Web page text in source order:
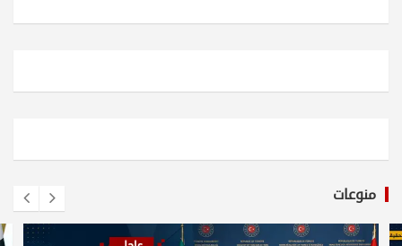
منوعات